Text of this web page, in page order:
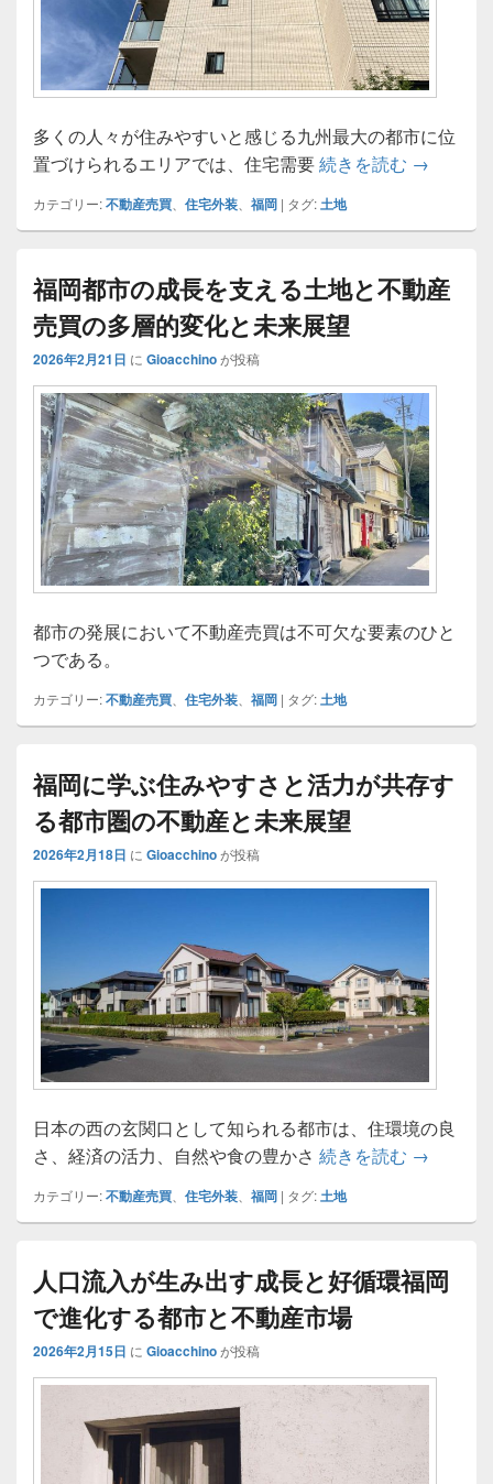
多くの人々が住みやすいと感じる九州最大の都市に位
置づけられるエリアでは、住宅需要続きを読む 福岡都市
→
カテゴリー:不動産売買 住宅外装 福岡 | タグ:土地
福岡都市の成長を支える土地と不動産
売買の多層的変化と未来展望
2026年2月21日 に Gioacchinoが投稿
都市の発展において不動産売買は不可欠な要素のひと
つである。
カテゴリー:不動産売買、 住宅外装、 福岡 | タグ:土地
福岡に学ぶ住みやすさと活力が共存す
る都市圏の不動産と未来展望
2026年2月18日 に Gioacchinoが投稿
日本の西の玄関口として知られる都市は、住環境の良
さ、経済の活力、自然や食の豊かさ 続きを読む 福岡に学
→
カテゴリー:不動産売買 住宅外装 福岡 | タグ:土地
人口流入が生み出す成長と好循環福岡
で進化する都市と不動産市場
2026年2月15日 に Gioacchinoが投稿